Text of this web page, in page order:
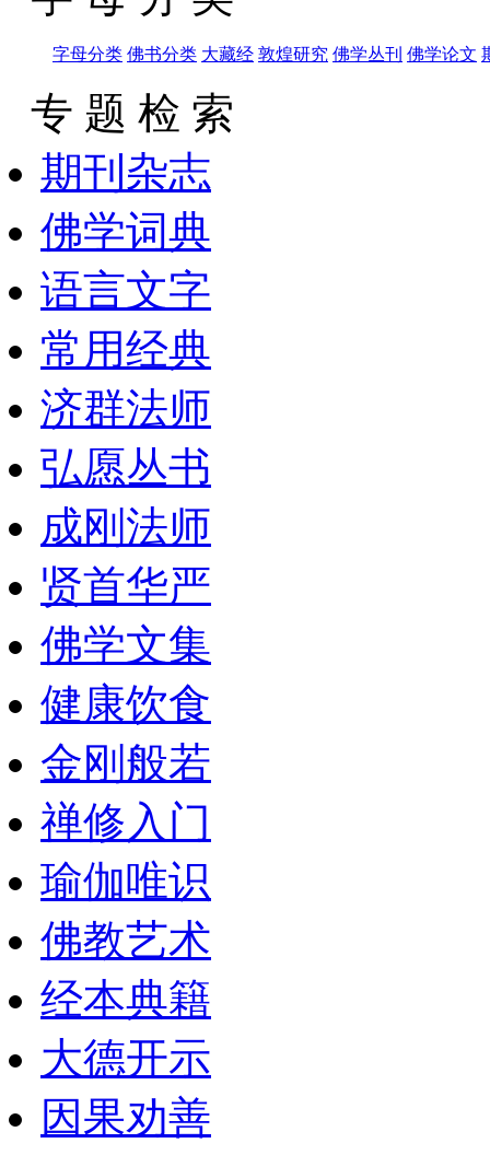
字母分类 佛书分类 大藏经 敦煌研究 佛学丛刊 佛学论文
专 题 检 索
期刊杂志
佛学词典
语言文字
常用经典
济群法师
弘愿丛书
成刚法师
贤首华严
佛学文集
健康饮食
金刚般若
禅修入门
瑜伽唯识
佛教艺术
经本典籍
大德开示
因果劝善